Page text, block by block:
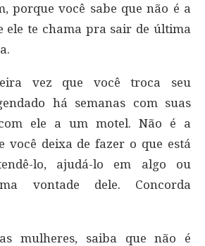
porque você sabe que não é a
ele te chama pra sair de última
vez que você troca seu
há semanas com suas
ele a um motel. Não é a
você deixa de fazer o que está
lo, ajudá-lo em algo ou
vontade dele. Concorda
mulheres, saiba que não é